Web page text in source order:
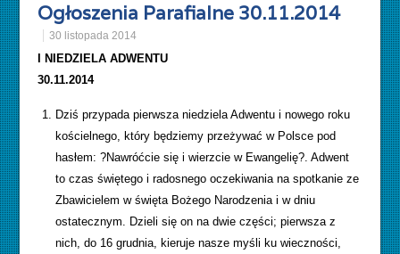
Ogłoszenia Parafialne 30.11.2014
30 listopada 2014
I NIEDZIELA ADWENTU
30.11.2014
Dziś przypada pierwsza niedziela Adwentu i nowego roku
kościelnego, który będziemy przeżywać w Polsce pod
hasłem: ?Nawróćcie się i wierzcie w Ewangelię?. Adwent
to czas świętego i radosnego oczekiwania na spotkanie ze
Zbawicielem w święta Bożego Narodzenia i w dniu
ostatecznym. Dzieli się on na dwie części; pierwsza z
nich, do 16 grudnia, kieruje nasze myśli ku wieczności,